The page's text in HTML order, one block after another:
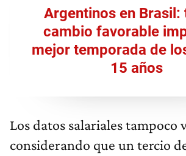
Argentinos en Brasil:
cambio favorable
mejor temporada de
15 años
Los datos salariales tampoco
considerando que un tercio